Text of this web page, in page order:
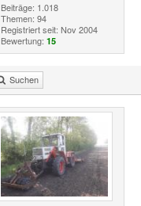
Beiträge: 1.018
Themen: 94
Registriert seit: Nov 2004
Bewertung: 15
Suchen